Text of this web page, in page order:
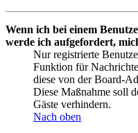
Wenn ich bei einem
werde ich aufgefordert,
Nur registrierte
Funktion für
diese von der Board-
Diese Maßnahme soll
Gäste verhindern.
Nach oben